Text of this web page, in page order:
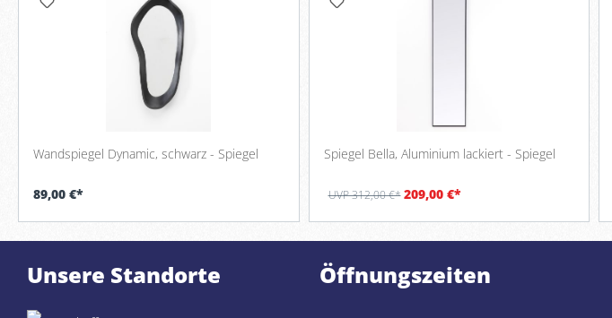
Wandspiegel Dynamic, schwarz - Spiegel
89,00 €*
Spiegel Bella, Aluminium lackiert - Spiegel
UVP 312,00 €* 209,00 €*
Unsere Standorte Öffnungszeiten